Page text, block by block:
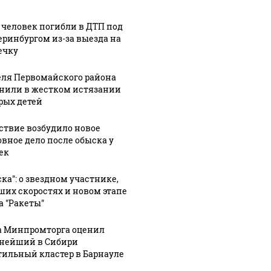
на
08 августа, 12:08
Житель
тысяч
рублей после
погибли в ДТП под
из-за выезда на
Первомайского района
в жестком истязании
детей
возбудило новое
дело после обыска у
о звездном участнике,
скоростях и новом этапе
"Ракеты"
Минпромторга оценил
в Сибири
кластер в Барнауле